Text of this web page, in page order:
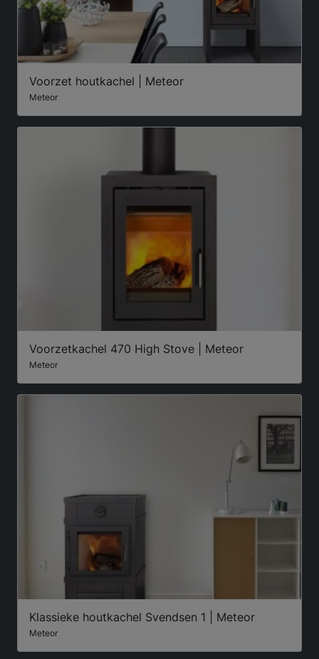
Voorzet houtkachel | Meteor
Meteor
Voorzetkachel 470 High Stove | Meteor
Meteor
Klassieke houtkachel Svendsen 1 | Meteor
Meteor